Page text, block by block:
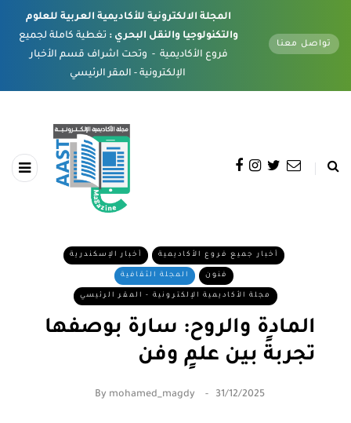
المجلة الالكترونية للأكاديمية العربية للعلوم
والتكنولوجيا والنقل البحري : تغطية كاملة لجميع
فروع الأكاديمية - وتحت اشراف قسم الأخبار
تواصل معنا
أخبار الإسكندرية أخبار جميع فروع الأكاديمية
المجلة الثقافية فنون
مجلة الأكاديمية الإلكترونية - المقر الرئيسي
المادة والروح: سارة بوصفها
تجربةً بين علمٍ وفن
By mohamed_magdy 31/12/2025